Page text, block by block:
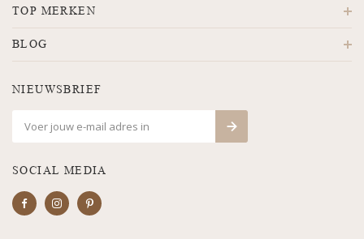
TOP MERKEN
BLOG
NIEUWSBRIEF
SOCIAL MEDIA